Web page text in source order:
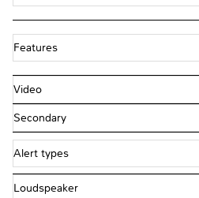
Features
Video
Secondary
Alert types
Loudspeaker